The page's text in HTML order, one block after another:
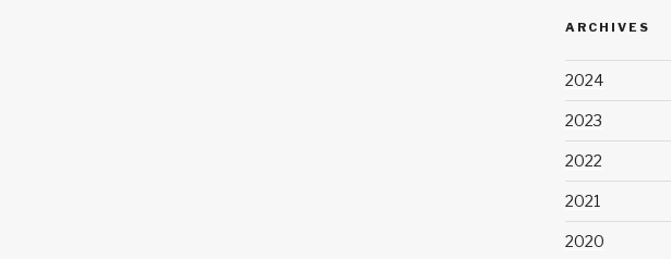
ARCHIVES
2024
2023
2022
2021
2020